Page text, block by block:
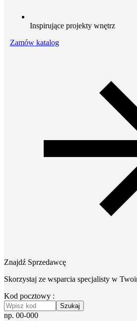
Inspirujące projekty wnętrz
Zamów katalog
Znajdź Sprzedawcę
Skorzystaj ze wsparcia specjalisty w
Kod pocztowy :
Szukaj
np. 00-000